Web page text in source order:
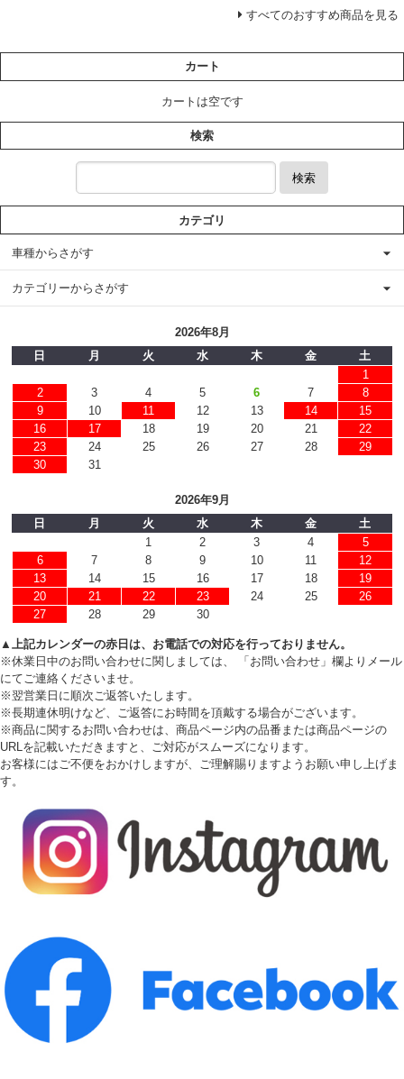
すべてのおすすめ商品を見る
カート
カートは空です
検索
検索
カテゴリ
車種からさがす
カテゴリーからさがす
2026年8月
日
月 火 水 木 金
土
1
2
3 4 5 6 7
8
9
10 11 12 13 14
15
16
17 18 19 20 21
22
23
24 25 26 27 28
29
30
31
2026年9月
日
月 火 水 木 金
土
1
2 3 4
5
6
7 8 9 10 11
12
13
14 15 16 17 18
19
20
21 22 23 24 25
26
27
28 29 30
▲上記カレンダーの赤日は、お電話での対応を行っておりません。
※休業日中のお問い合わせに関しましては、 「お問い合わせ」欄よりメール
にてご連絡くださいませ。
※翌営業日に順次ご返答いたします。
※長期連休明けなど、ご返答にお時間を頂戴する場合がございます。
※商品に関するお問い合わせは、商品ページ内の品番または商品ページの
URLを記載いただきますと、ご対応がスムーズになります。
お客様にはご不便をおかけしますが、ご理解賜りますようお願い申し上げま
す。